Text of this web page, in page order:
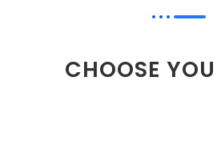
CHOOSE